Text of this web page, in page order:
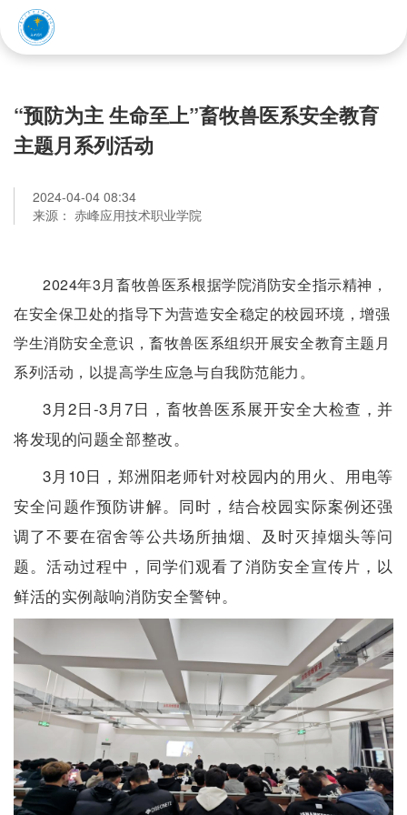
“预防为主 生命至上”畜牧兽医系安全教育
主题月系列活动
2024-04-04 08:34
来源： 赤峰应用技术职业学院
2024年3月畜牧兽医系根据学院消防安全指示精神，
在安全保卫处的指导下为营造安全稳定的校园环境，增强
学生消防安全意识，畜牧兽医系组织开展安全教育主题月
系列活动，以提高学生应急与自我防范能力。
3月2日-3月7日，畜牧兽医系展开安全大检查，并
将发现的问题全部整改。
3月10日，郑洲阳老师针对校园内的用火、用电等
安全问题作预防讲解。同时，结合校园实际案例还强
调了不要在宿舍等公共场所抽烟、及时灭掉烟头等问
题。活动过程中，同学们观看了消防安全宣传片，以
鲜活的实例敲响消防安全警钟。